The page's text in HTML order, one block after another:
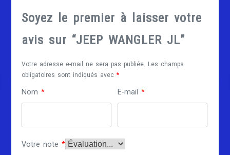
Soyez le premier à laisser votre
avis sur “JEEP WANGLER JL”
Votre adresse e-mail ne sera pas publiée.
Les champs
obligatoires sont indiqués avec*
Nom* E-mail*
Votre note*